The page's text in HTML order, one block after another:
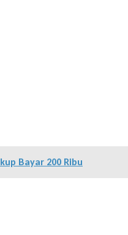
Bayar 200 Ribu